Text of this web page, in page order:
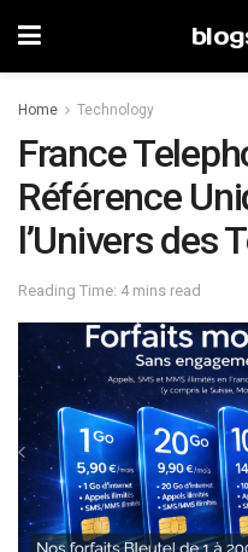
Home Technology
France
Référence
l’Univers des
Reading Time: 4 mins read